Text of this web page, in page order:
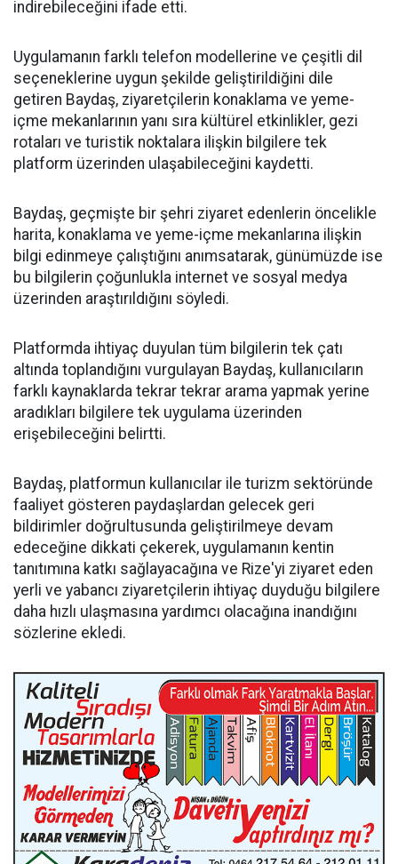
indirebileceğini ifade etti.
Uygulamanın farklı telefon modellerine ve çeşitli dil
seçeneklerine uygun şekilde geliştirildiğini dile
getiren Baydaş, ziyaretçilerin konaklama ve yeme-
içme mekanlarının yanı sıra kültürel etkinlikler, gezi
rotaları ve turistik noktalara ilişkin bilgilere tek
platform üzerinden ulaşabileceğini kaydetti.
Baydaş, geçmişte bir şehri ziyaret edenlerin öncelikle
harita, konaklama ve yeme-içme mekanlarına ilişkin
bilgi edinmeye çalıştığını anımsatarak, günümüzde ise
bu bilgilerin çoğunlukla internet ve sosyal medya
üzerinden araştırıldığını söyledi.
Platformda ihtiyaç duyulan tüm bilgilerin tek çatı
altında toplandığını vurgulayan Baydaş, kullanıcıların
farklı kaynaklarda tekrar tekrar arama yapmak yerine
aradıkları bilgilere tek uygulama üzerinden
erişebileceğini belirtti.
Baydaş, platformun kullanıcılar ile turizm sektöründe
faaliyet gösteren paydaşlardan gelecek geri
bildirimler doğrultusunda geliştirilmeye devam
edeceğine dikkati çekerek, uygulamanın kentin
tanıtımına katkı sağlayacağına ve Rize'yi ziyaret eden
yerli ve yabancı ziyaretçilerin ihtiyaç duyduğu bilgilere
daha hızlı ulaşmasına yardımcı olacağına inandığını
sözlerine ekledi.